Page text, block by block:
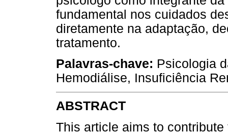
fundamental nos cuidados
diretamente na adaptação,
tratamento.
Palavras-chave: Psicologia
Hemodiálise, Insuficiência
ABSTRACT
This article aims to